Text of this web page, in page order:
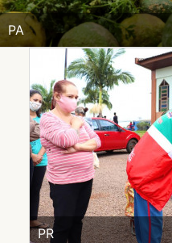
PA
PR